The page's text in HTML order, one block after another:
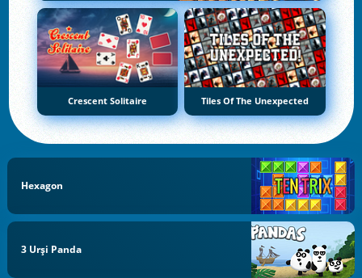
Crescent Solitaire Tiles Of The Unexpected
Hexagon
3 Urși Panda